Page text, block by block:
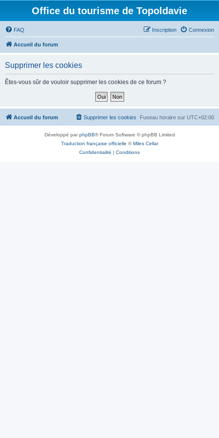
Office du tourisme de Topoldavie
FAQ Connexion
Inscription
Accueil du forum
Supprimer les cookies
Êtes-vous sûr de vouloir supprimer les cookies de ce forum ?
Accueil du forum Fuseau horaire sur UTC+02:00
Supprimer les cookies
Développé parphpBB® Forum Software © phpBB Limited
Traduction française officielle ©Miles Cellar
Confidentialité | Conditions